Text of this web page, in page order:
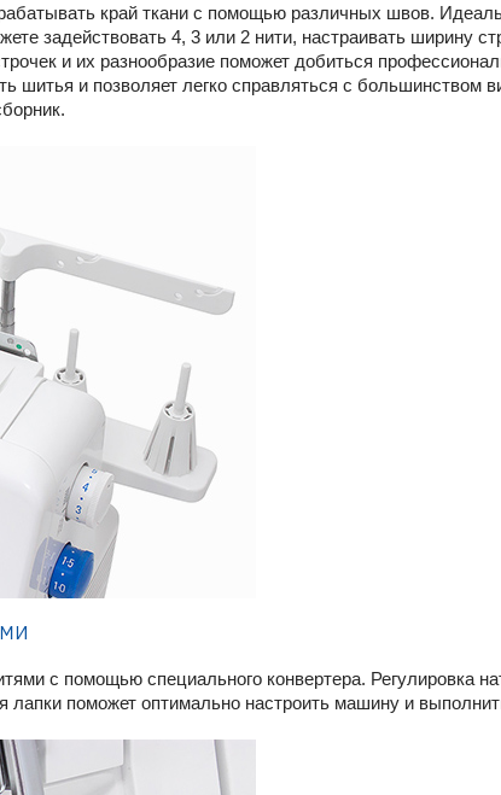
край ткани с помощью различных швов.
задействовать 4, 3 или 2 нити, настраивать ширину
и их разнообразие поможет добиться
шитья и позволяет легко справляться с большинством
с помощью специального конвертера. Регулировка
лапки поможет оптимально настроить машину и